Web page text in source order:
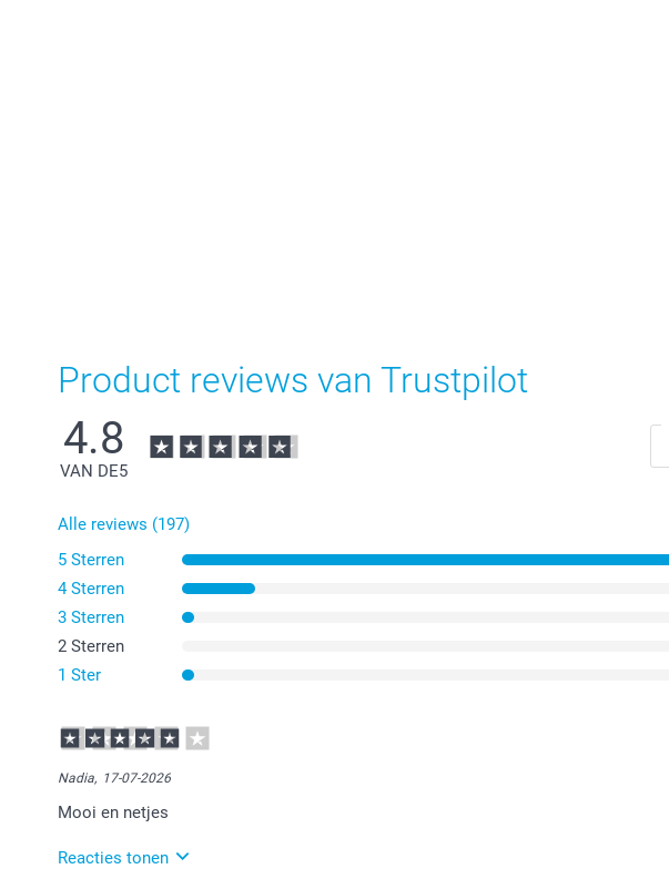
Product reviews van Trustpilot
4.8
VAN DE5
Alle reviews (197)
5 Sterren
4 Sterren
3 Sterren
2 Sterren
1 Ster
Nadia, 17-07-2026
Mooi en netjes
Reacties tonen